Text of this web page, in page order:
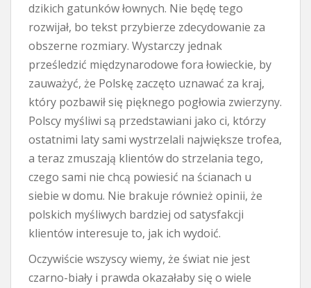
dzikich gatunków łownych. Nie będę tego
rozwijał, bo tekst przybierze zdecydowanie za
obszerne rozmiary. Wystarczy jednak
prześledzić międzynarodowe fora łowieckie, by
zauważyć, że Polskę zaczęto uznawać za kraj,
który pozbawił się pięknego pogłowia zwierzyny.
Polscy myśliwi są przedstawiani jako ci, którzy
ostatnimi laty sami wystrzelali największe trofea,
a teraz zmuszają klientów do strzelania tego,
czego sami nie chcą powiesić na ścianach u
siebie w domu. Nie brakuje również opinii, że
polskich myśliwych bardziej od satysfakcji
klientów interesuje to, jak ich wydoić.
Oczywiście wszyscy wiemy, że świat nie jest
czarno-biały i prawda okazałaby się o wiele